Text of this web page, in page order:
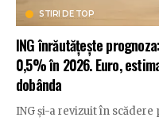
STIRI DE TOP
ING înrăutățește
0,5% în 2026. Euro,
dobânda
ING și-a revizuit în